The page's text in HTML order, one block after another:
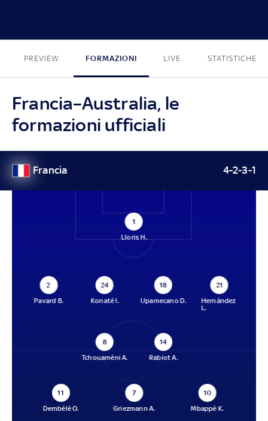
PREVIEW FORMAZIONI LIVE STATISTICHE
Francia–Australia, le
formazioni ufficiali
Francia 4-2-3-1
1
Lloris H.
2
Pavard B.
24
Konaté I.
18
Upamecano D.
21
Hernández
L.
8
Tchouaméni A.
14
Rabiot A.
11
Dembélé O.
7
Griezmann A.
10
Mbappé K.